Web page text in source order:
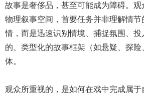
故事是奢侈品，甚至可能成为障碍。
物理叙事空间，首要任务并非理解情
情，而是迅速识别情境、捕捉氛围、
的、类型化的故事框架（如悬疑、探
体。
观众所重视的，是如何在戏中完成属于